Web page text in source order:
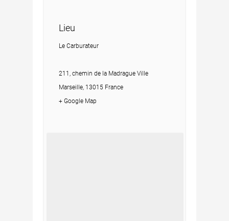
Lieu
Le Carburateur
211, chemin de la Madrague Ville
Marseille, 13015 France
+ Google Map